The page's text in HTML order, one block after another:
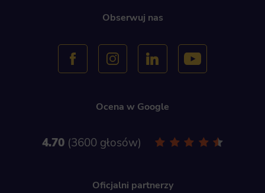
Obserwuj nas
Ocena w Google
4.70 3600 głosów
Oficjalni partnerzy